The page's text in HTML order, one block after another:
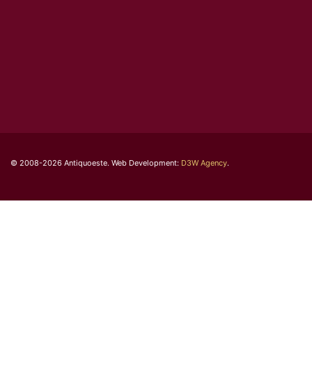
© 2008-2026 Antiquoeste. Web Development: D3W Agency.